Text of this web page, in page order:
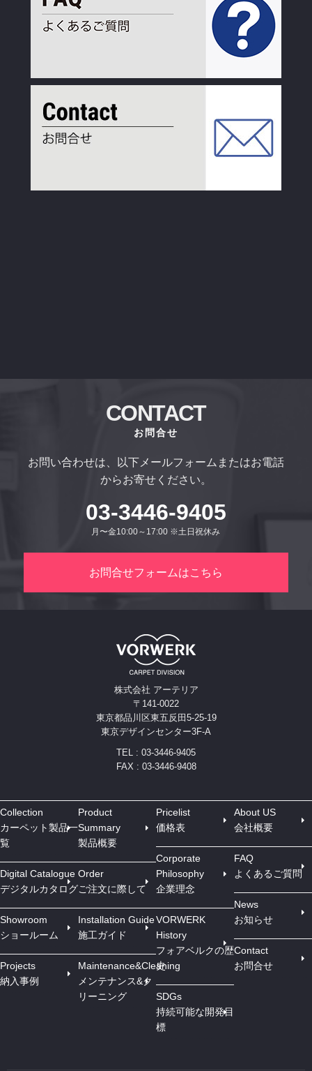
CONTACT
お問合せ
お問い合わせは、以下メールフォームまたはお電話
からお寄せください。
03-3446-9405
月〜金10:00～17:00 ※土日祝休み
お問合せフォームはこちら
株式会社 アーテリア
〒141-0022
東京都品川区東五反田5-25-19
東京デザインセンター3F-A
TEL : 03-3446-9405
FAX : 03-3446-9408
Collection
カーペット製品一
覧
Digital Catalogue
デジタルカタログ
Showroom
ショールーム
Projects
納入事例
Product
Summary
製品概要
Order
ご注文に際して
Installation Guide
施工ガイド
Maintenance&Cleaning
メンテナンス&ク
リーニング
Pricelist
価格表
Corporate
Philosophy
企業理念
VORWERK
History
フォアベルクの歴
史
SDGs
持続可能な開発目
標
About US
会社概要
FAQ
よくあるご質問
News
お知らせ
Contact
お問合せ